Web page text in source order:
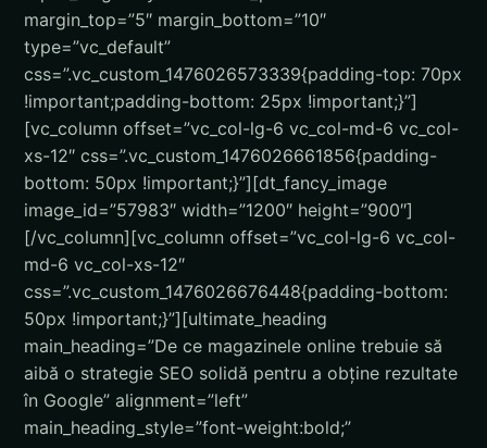
margin_top=”5″ margin_bottom=”10″
type=”vc_default”
css=”.vc_custom_1476026573339{padding-top: 70px
!important;padding-bottom: 25px !important;}”]
[vc_column offset=”vc_col-lg-6 vc_col-md-6 vc_col-
xs-12″ css=”.vc_custom_1476026661856{padding-
bottom: 50px !important;}”][dt_fancy_image
image_id=”57983″ width=”1200″ height=”900″]
[/vc_column][vc_column offset=”vc_col-lg-6 vc_col-
md-6 vc_col-xs-12″
css=”.vc_custom_1476026676448{padding-bottom:
50px !important;}”][ultimate_heading
main_heading=”De ce magazinele online trebuie să
aibă o strategie SEO solidă pentru a obține rezultate
în Google” alignment=”left”
main_heading_style=”font-weight:bold;”